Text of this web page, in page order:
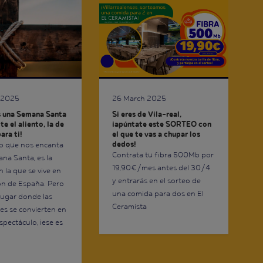
una Semana Santa
el aliento, la de
ti!
que nos encanta
Santa, es la
la que se vive en
de España. Pero
donde las
se convierten en
¡ese es
26 March 2025
Si eres de Vila-real,
¡apúntate este SORTEO con
el que te vas a chupar los
dedos!
Contrata tu fibra 500Mb por
19,90€/mes antes del 30/4
y entrarás en el sorteo de
una comida para dos en El
Ceramista